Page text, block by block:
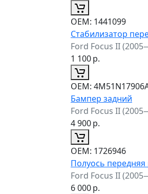
ОЕМ: 1441099
Стабилизатор
Ford Focus II
1 100р.
ОЕМ:
Бампер задний
Ford Focus II
4 900р.
ОЕМ: 1726946
Полуось передняя
Ford Focus II
6 000р.